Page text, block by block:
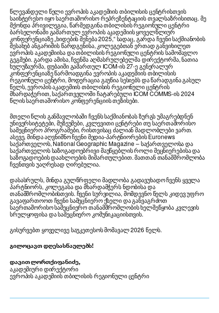
წლევანდელი წელი ევროპის აკადემიის თბილისის ცენტრისთვის
საინტერესო იყო საერთაშორისო რეპრეზენტაციის თვალსაზრისითაც. მე
მქონდა პრივილეგია, წარმედგინა თბილისის რეგიონული ცენტრი
ბარსელონაში გამართულ ევროპის აკადემიის ყოველწლიურ
კონფერენციაზე „ხიდების შენება 2025,“ სადაც, გარდა ჩვენი საქმიანობის
შესახებ ანგარიშის წარდგენისა, კოლეგებთან ერთად განვიხილეთ
ევროპის აკადემიისა და თბილისის რეგიონული ცენტრის სამომავლო
გეგმები. გარდა ამისა, ჩვენმა აღმასრულებელმა დირექტორმა, ნათია
ხულუზაურმა, დუბაიში გამართულ ICOM-ის 27-ე გენერალურ
კონფერენციაზე წარმოადგინა ევროპის აკადემიის თბილისის
რეგიონული ცენტრი, მოდერაცია გაუწია სესიებს და წარადგინა გასულ
წელს, ევროპის აკადემიის თბილისის რეგიონული ცენტრის
მხარდაჭერით, საქართველოში ჩატარებული ICOM COMMS-ის 2024
წლის საერთაშორისო კონფერენციის თეზისები.
მთელი წლის განმავლობაში ჩვენს საქმიანობას ზურგს უმაგრებდნენ
უნივერსიტეტები, მუზეუმები, კვლევითი ცენტრები თუ საერთაშორისო
სამეცნიერო პროგრამები, რისთვისაც ძალიან მადლობლები ვართ.
ასევე, მინდა აღვნიშნო ჩვენი მედია-პარტნიორების Euronews
საქართველოს, National Geographic Magazine – საქართველოსა და
საქართველოს საზოგადოებრივი მაუწყებლის როლი მეცნიერებისა და
საზოგადოების დაახლოების მიმართულებით. მათთან თანამშრომლობა
ჩვენთვის უაღრესად ღირებულია.
დასასრულს, მინდა გულწრფელი მადლობა გადავუხადო ჩვენს ყველა
პარტნიორს, კოლეგასა და მხარდამჭერს ნდობისა და
თანამშრომლობისთვის. ჩვენი სურვილია, მომდევნო წელს კიდევ უფრო
გავაფართოოთ ჩვენი სამეცნიერო ქსელი და განვაგრძოთ
საერთაშორისო სამეცნიერო თანამშრომლობის ხელშეწყობა კვლევის
სრულყოფისა და სამეცნიერო კომუნიკაციისთვის.
გისურვებთ ყოველივე საუკეთესოს მომავალ 2026 წელს.
გილოცავთ დღესასწაულებს!
დავით ლორთქიფანიძე,
აკადემიური დირექტორი
ევროპის აკადემიის თბილისის რეგიონული ცენტრი